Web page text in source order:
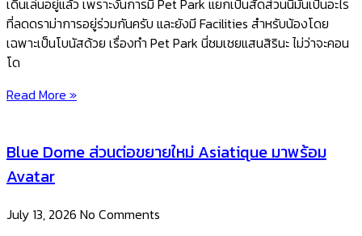
ที่ลดดราม่าการอยู่ร่วมกันครับ และยังมี Facilities สำหรับน้องโดย
เฉพาะเป็นโบนัสด้วย ​เรื่องทำ Pet Park นี่ชมเชยแสนสิรินะ ไม่ว่าจะคอน
โด
Read More »
Blue Dome ส่วนต่อขยายใหม่ Asiatique มาพร้อม
Avatar
July 13, 2026 No Comments